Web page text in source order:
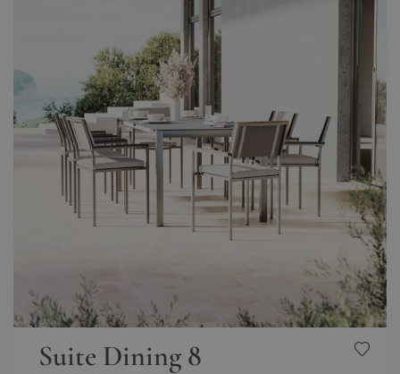
Suite Dining 8